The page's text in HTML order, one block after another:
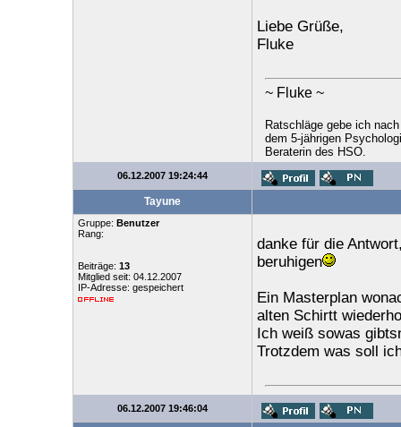
Liebe Grüße,
Fluke
~ Fluke ~
Ratschläge gebe ich
dem 5-jährigen
Beraterin des HSO.
06.12.2007 19:24:44
Tayune
Gruppe: Benutzer
Rang:
Beiträge: 13
Mitglied seit: 04.12.2007
IP-Adresse: gespeichert
danke für die
beruhigen
Ein Masterplan
alten Schirtt
Ich weiß sowas
Trotzdem was soll
06.12.2007 19:46:04